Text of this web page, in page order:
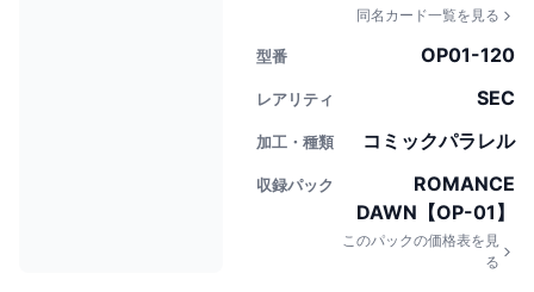
同名カード一覧を見る
型番 OP01-120
レアリティ SEC
加工・種類 コミックパラレル
収録パック
ROMANCE
DAWN【OP-01】
このパックの価格表を見
る